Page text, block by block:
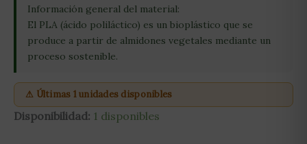
Información general del material:
El PLA (ácido poliláctico) es un bioplástico que se
produce a partir de almidones vegetales mediante un
proceso sostenible.
⚠ Últimas 1 unidades disponibles
Disponibilidad: 1 disponibles